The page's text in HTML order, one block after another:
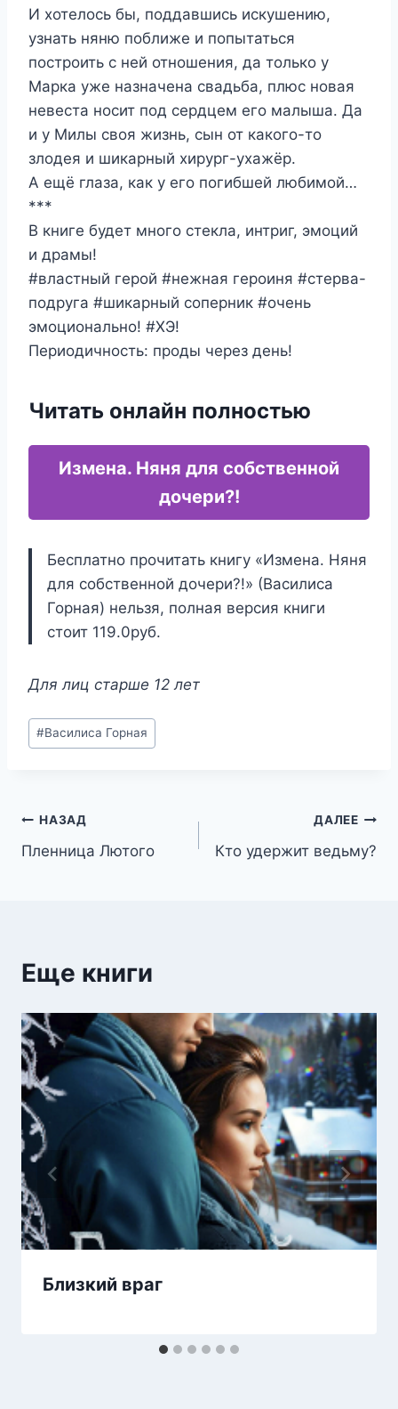
И хотелось бы, поддавшись искушению,
узнать няню поближе и попытаться
построить с ней отношения, да только у
Марка уже назначена свадьба, плюс новая
невеста носит под сердцем его малыша. Да
и у Милы своя жизнь, сын от какого-то
злодея и шикарный хирург-ухажёр.
А ещё глаза, как у его погибшей любимой…
***
В книге будет много стекла, интриг, эмоций
и драмы!
#властный герой #нежная героиня #стерва-
подруга #шикарный соперник #очень
эмоционально! #ХЭ!
Периодичность: проды через день!
Читать онлайн полностью
Измена. Няня для собственной
дочери?!
Бесплатно прочитать книгу «Измена. Няня
для собственной дочери?!» (Василиса
Горная) нельзя, полная версия книги
стоит 119.0руб.
Для лиц старше 12 лет
Метки
записи:
#Василиса Горная
Навигация
по
НАЗАД
Пленница Лютого
ДАЛЕЕ
Кто удержит ведьму?
Еще книги
Близкий враг